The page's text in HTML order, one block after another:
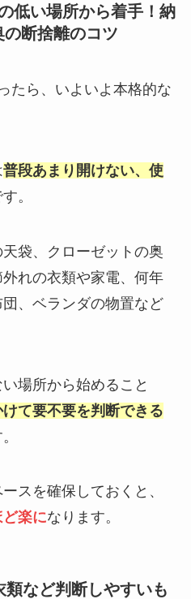
低い場所から着手！納
の断捨離のコツ
たら、いよいよ本格的な
普段あまり開けない、使
。
袋、クローゼットの奥
れの衣類や家電、何年
、ベランダの物置など
場所から始めること
て要不要を判断できる
スを確保しておくと、
楽になります。
類など判断しやすいも